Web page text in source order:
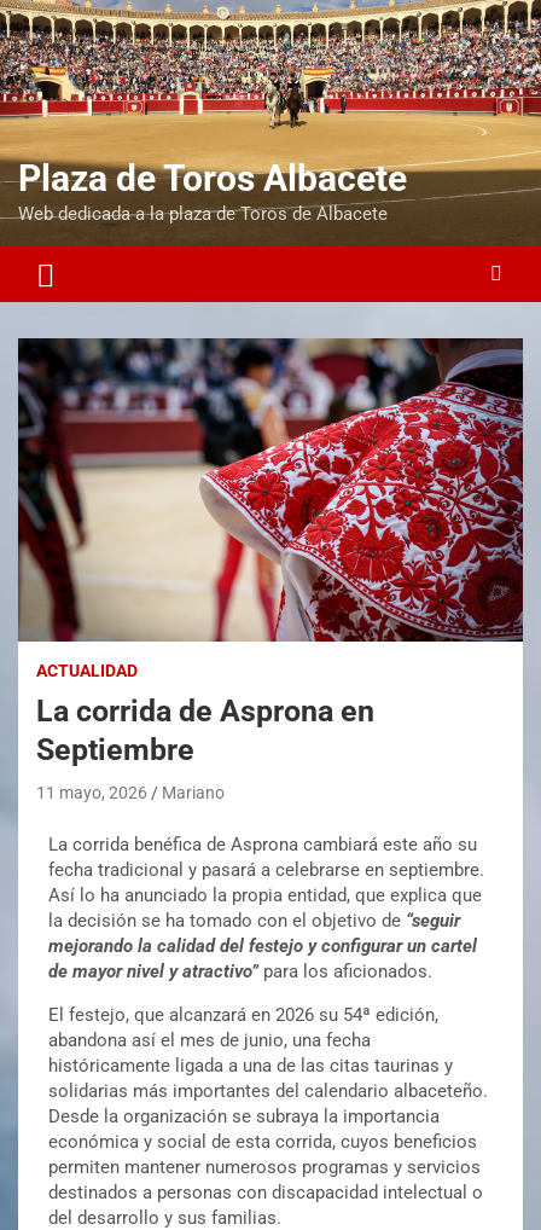
Plaza de Toros Albacete
Web dedicada a la plaza de Toros de Albacete
ACTUALIDAD
La corrida de Asprona en
Septiembre
11 mayo, 2026 Mariano
La corrida benéfica de Asprona cambiará este año su
fecha tradicional y pasará a celebrarse en septiembre.
Así lo ha anunciado la propia entidad, que explica que
la decisión se ha tomado con el objetivo de “seguir
mejorando la calidad del festejo y configurar un cartel
de mayor nivel y atractivo”para los aficionados.
El festejo, que alcanzará en 2026 su 54ª edición,
abandona así el mes de junio, una fecha
históricamente ligada a una de las citas taurinas y
solidarias más importantes del calendario albaceteño.
Desde la organización se subraya la importancia
económica y social de esta corrida, cuyos beneficios
permiten mantener numerosos programas y servicios
destinados a personas con discapacidad intelectual o
del desarrollo y sus familias.